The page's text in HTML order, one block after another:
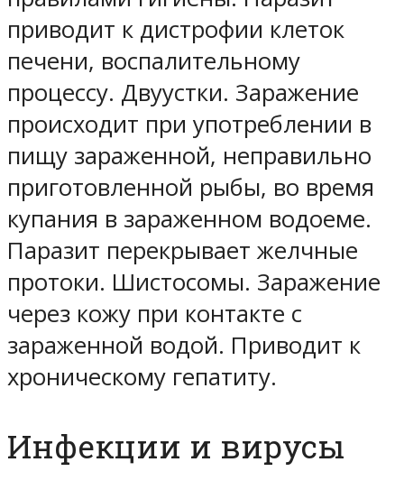
приводит к дистрофии клеток
печени, воспалительному
процессу. Двуустки. Заражение
происходит при употреблении в
пищу зараженной, неправильно
приготовленной рыбы, во время
купания в зараженном водоеме.
Паразит перекрывает желчные
протоки. Шистосомы. Заражение
через кожу при контакте с
зараженной водой. Приводит к
хроническому гепатиту.
Инфекции и вирусы